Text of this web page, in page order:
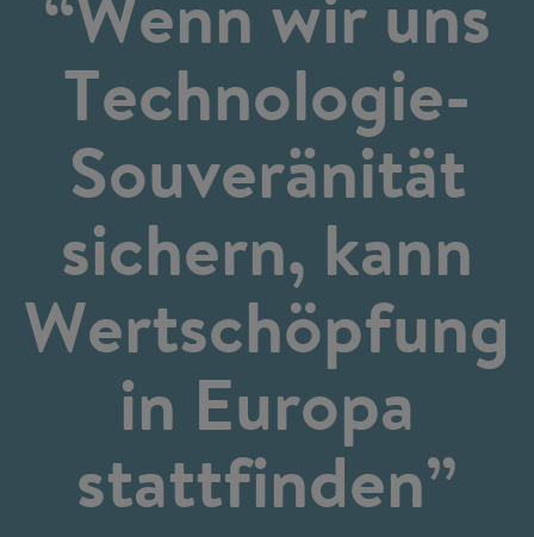
Technologie-
Souveränität
sichern, kann
Wertschöpfung
in Europa
stattfinden”